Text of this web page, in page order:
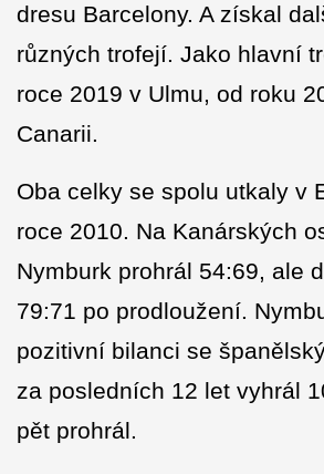
dresu Barcelony. A získal
různých trofejí. Jako hlavní
roce 2019 v Ulmu, od roku
Canarii.
Oba celky se spolu utkaly v
roce 2010. Na Kanárských
Nymburk prohrál 54:69, ale
79:71 po prodloužení.
pozitivní bilanci se
za posledních 12 let vyhrál
pět prohrál.